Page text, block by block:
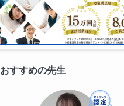
おすすめの先生